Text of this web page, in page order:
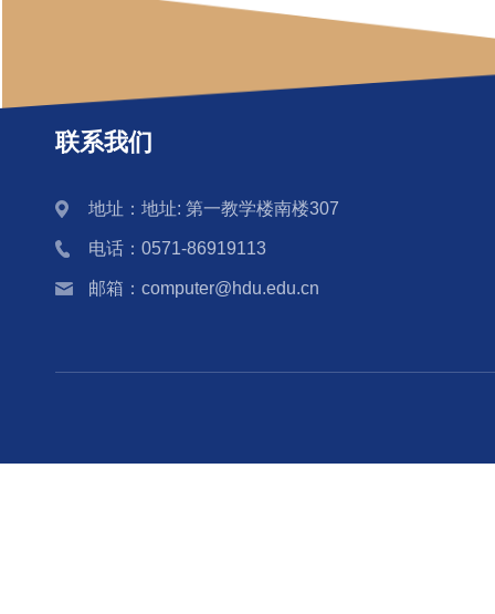
联系我们
地址：地址: 第一教学楼南楼307
电话：0571-86919113
邮箱：computer@hdu.edu.cn